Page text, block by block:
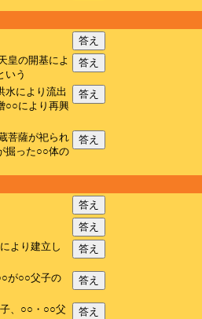
答え
皇の開基によ
いう
答え
水により流出
○○により再興
答え
菩薩が祀られ
掘った○○体の
答え
答え
答え
より建立し
答え
が○○父子の
答え
、○○・○○父
答え